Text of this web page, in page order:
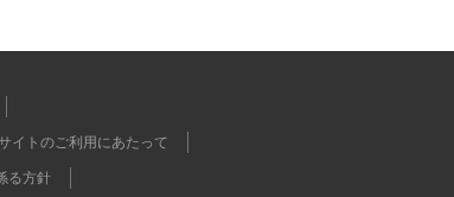
イトのご利用にあたって
る方針